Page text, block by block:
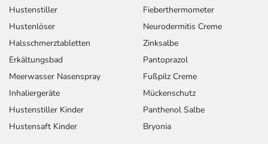
Hustenstiller
Hustenlöser
Halsschmerztabletten
Erkältungsbad
Meerwasser Nasenspray
Inhaliergeräte
Hustenstiller Kinder
Hustensaft Kinder
Fieberthermometer
Neurodermitis Creme
Zinksalbe
Pantoprazol
Fußpilz Creme
Mückenschutz
Panthenol Salbe
Bryonia